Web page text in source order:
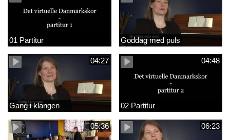
01 Partitur Goddag med puls
04:27
Gang i klangen
04:48
02 Partitur
05:36 06:23